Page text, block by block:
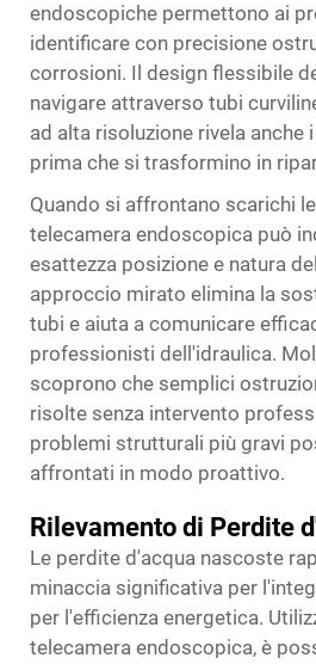
endoscopiche permettono ai
identificare con precisione
corrosioni. Il design flessibile
navigare attraverso tubi
ad alta risoluzione rivela anche
prima che si trasformino in
Quando si affrontano scarichi
telecamera endoscopica può
esattezza posizione e natura
approccio mirato elimina la
tubi e aiuta a comunicare
professionisti dell'idraulica.
scoprono che semplici
risolte senza intervento
problemi strutturali più gravi
affrontati in modo proattivo.
Rilevamento di Perdite
Le perdite d'acqua nascoste
minaccia significativa per
per l'efficienza energetica.
telecamera endoscopica, è